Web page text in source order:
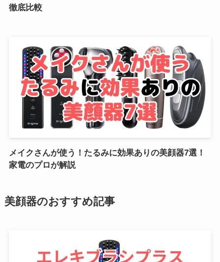
徹底比較
メイクさんが使う！たるみに効果ありの美顔器7選！
家電のプロが解説
美顔器のおすすめ記事